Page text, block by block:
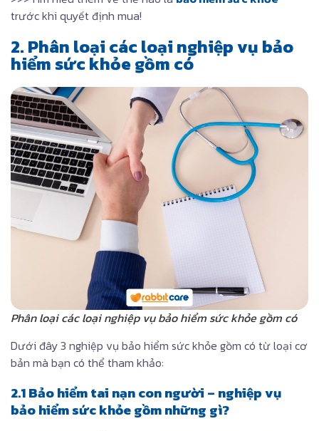
trước khi quyết định mua!
2. Phân loại các loại nghiệp vụ bảo
hiểm sức khỏe gồm có
Phân loại các loại nghiệp vụ bảo hiểm sức khỏe gồm có
Dưới đây 3 nghiệp vụ bảo hiểm sức khỏe gồm có từ loại cơ
bản mà bạn có thể tham khảo:
2.1 Bảo hiểm tai nạn con người – nghiệp vụ
bảo hiểm sức khỏe gồm những gì?